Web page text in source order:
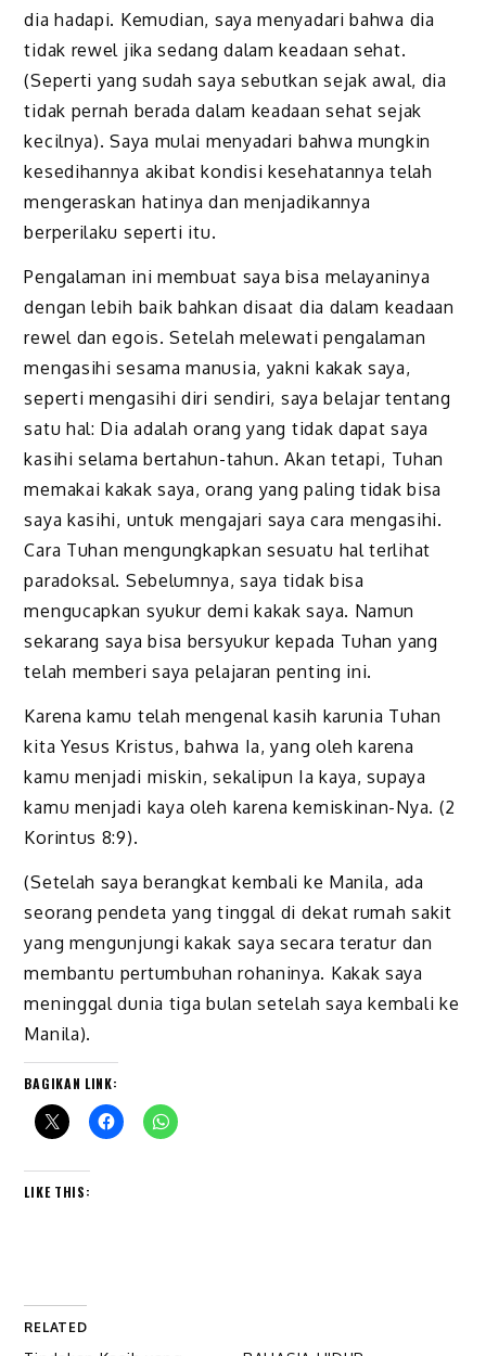
dia hadapi. Kemudian, saya menyadari bahwa dia
tidak rewel jika sedang dalam keadaan sehat.
(Seperti yang sudah saya sebutkan sejak awal, dia
tidak pernah berada dalam keadaan sehat sejak
kecilnya). Saya mulai menyadari bahwa mungkin
kesedihannya akibat kondisi kesehatannya telah
mengeraskan hatinya dan menjadikannya
berperilaku seperti itu.
Pengalaman ini membuat saya bisa melayaninya
dengan lebih baik bahkan disaat dia dalam keadaan
rewel dan egois. Setelah melewati pengalaman
mengasihi sesama manusia, yakni kakak saya,
seperti mengasihi diri sendiri, saya belajar tentang
satu hal: Dia adalah orang yang tidak dapat saya
kasihi selama bertahun-tahun. Akan tetapi, Tuhan
memakai kakak saya, orang yang paling tidak bisa
saya kasihi, untuk mengajari saya cara mengasihi.
Cara Tuhan mengungkapkan sesuatu hal terlihat
paradoksal. Sebelumnya, saya tidak bisa
mengucapkan syukur demi kakak saya. Namun
sekarang saya bisa bersyukur kepada Tuhan yang
telah memberi saya pelajaran penting ini.
Karena kamu telah mengenal kasih karunia Tuhan
kita Yesus Kristus, bahwa Ia, yang oleh karena
kamu menjadi miskin, sekalipun Ia kaya, supaya
kamu menjadi kaya oleh karena kemiskinan-Nya. (2
Korintus 8:9).
(Setelah saya berangkat kembali ke Manila, ada
seorang pendeta yang tinggal di dekat rumah sakit
yang mengunjungi kakak saya secara teratur dan
membantu pertumbuhan rohaninya. Kakak saya
meninggal dunia tiga bulan setelah saya kembali ke
Manila).
BAGIKAN LINK:
LIKE THIS:
RELATED